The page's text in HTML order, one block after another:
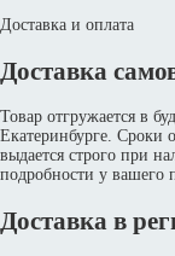
Доставка и оплата
Доставка
Товар отгружается в
Екатеринбурге. Сроки
выдается строго при
подробности у вашего
Доставка в